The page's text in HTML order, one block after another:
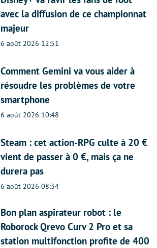
avec la diffusion de ce championnat
majeur
6 août 2026 12:51
Comment Gemini va vous aider à
résoudre les problèmes de votre
smartphone
6 août 2026 10:48
Steam : cet action-RPG culte à 20 €
vient de passer à 0 €, mais ça ne
durera pas
6 août 2026 08:34
Bon plan aspirateur robot : le
Roborock Qrevo Curv 2 Pro et sa
station multifonction profite de 400